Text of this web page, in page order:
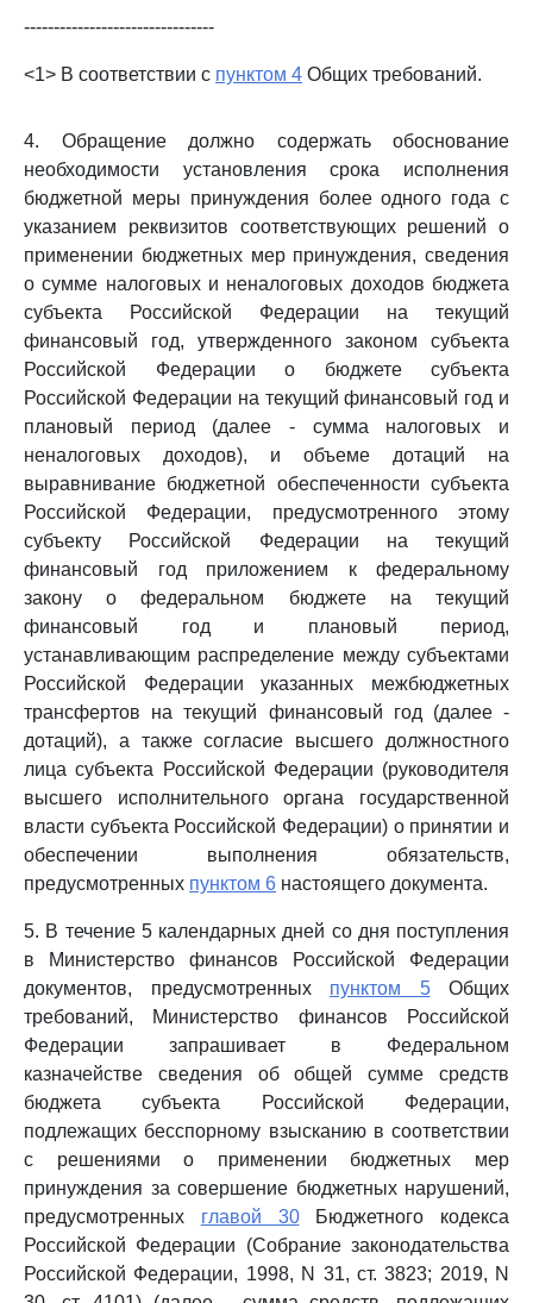
--------------------------------
<1> В соответствии с пунктом 4 Общих требований.
4. Обращение должно содержать обоснование
необходимости установления срока исполнения
бюджетной меры принуждения более одного года с
указанием реквизитов соответствующих решений о
применении бюджетных мер принуждения, сведения
о сумме налоговых и неналоговых доходов бюджета
субъекта Российской Федерации на текущий
финансовый год, утвержденного законом субъекта
Российской Федерации о бюджете субъекта
Российской Федерации на текущий финансовый год и
плановый период (далее - сумма налоговых и
неналоговых доходов), и объеме дотаций на
выравнивание бюджетной обеспеченности субъекта
Российской Федерации, предусмотренного этому
субъекту Российской Федерации на текущий
финансовый год приложением к федеральному
закону о федеральном бюджете на текущий
финансовый год и плановый период,
устанавливающим распределение между субъектами
Российской Федерации указанных межбюджетных
трансфертов на текущий финансовый год (далее -
дотаций), а также согласие высшего должностного
лица субъекта Российской Федерации (руководителя
высшего исполнительного органа государственной
власти субъекта Российской Федерации) о принятии и
обеспечении выполнения обязательств,
предусмотренных пунктом 6 настоящего документа.
5. В течение 5 календарных дней со дня поступления
в Министерство финансов Российской Федерации
документов, предусмотренных пунктом 5Общих
требований, Министерство финансов Российской
Федерации запрашивает в Федеральном
казначействе сведения об общей сумме средств
бюджета субъекта Российской Федерации,
подлежащих бесспорному взысканию в соответствии
с решениями о применении бюджетных мер
принуждения за совершение бюджетных нарушений,
предусмотренных главой 30Бюджетного кодекса
Российской Федерации (Собрание законодательства
Российской Федерации, 1998, N 31, ст. 3823; 2019, N